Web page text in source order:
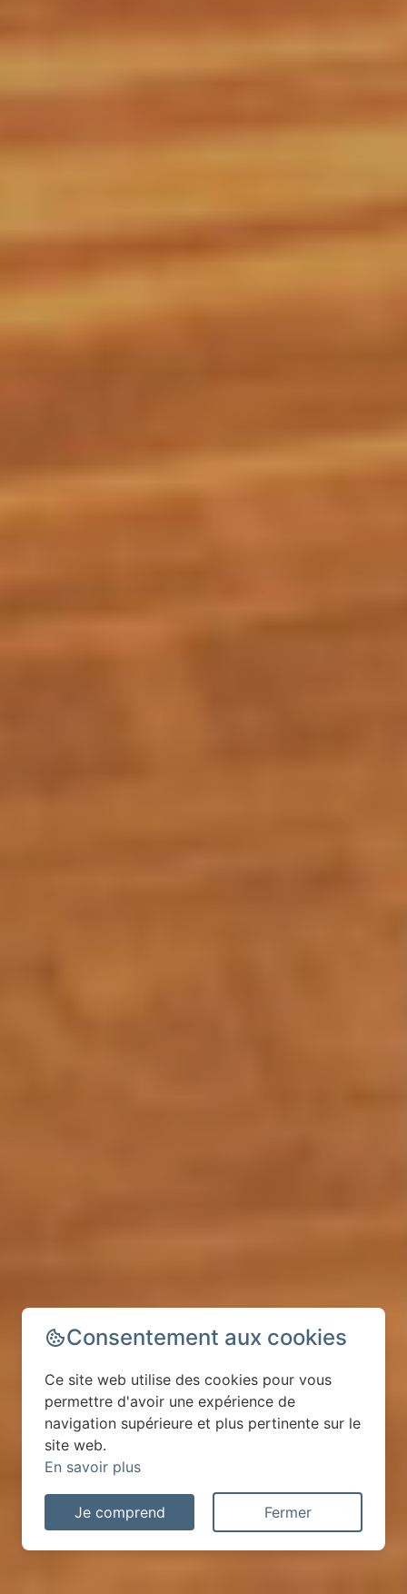
Consentement aux cookies
Ce site web utilise des cookies pour vous
permettre d'avoir une expérience de
navigation supérieure et plus pertinente sur le
site web.
En savoir plus
Je comprend Fermer